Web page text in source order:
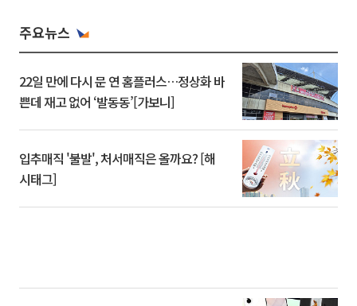
주요뉴스
22일 만에 다시 문 연 홈플러스…정상화 바
쁜데 재고 없어 ‘발동동’[가보니]
입추매직 '불발', 처서매직은 올까요? [해
시태그]